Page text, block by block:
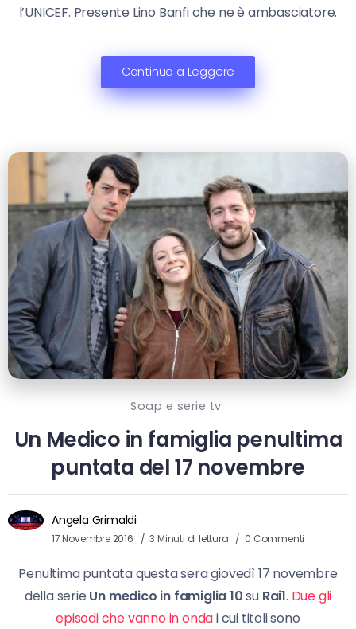
l’UNICEF. Presente Lino Banfi che ne è ambasciatore.
Continua a Leggere
Soap e serie tv
Un Medico in famiglia penultima
puntata del 17 novembre
Angela Grimaldi
17 Novembre 2016 3 Minuti di lettura 0 Commenti
Penultima puntata questa sera giovedì 17 novembre
della serie Un medico in famiglia 10su Rai1. Due gli
episodi che vanno in ondai cui titoli sono